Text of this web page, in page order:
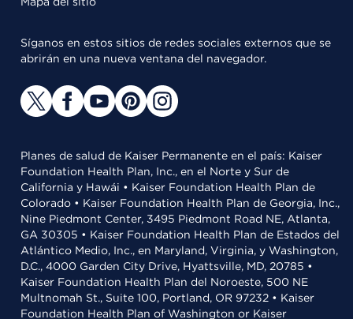
Síganos en estos sitios de redes sociales externos que se
abrirán en una nueva ventana del navegador.
Planes de salud de Kaiser Permanente en el país: Kaiser
Foundation Health Plan, Inc., en el Norte y Sur de
California y Hawái • Kaiser Foundation Health Plan de
Colorado • Kaiser Foundation Health Plan de Georgia, Inc.,
Nine Piedmont Center, 3495 Piedmont Road NE, Atlanta,
GA 30305 • Kaiser Foundation Health Plan de Estados del
Atlántico Medio, Inc., en Maryland, Virginia, y Washington,
D.C., 4000 Garden City Drive, Hyattsville, MD, 20785 •
Kaiser Foundation Health Plan del Noroeste, 500 NE
Multnomah St., Suite 100, Portland, OR 97232 • Kaiser
Foundation Health Plan of Washington or Kaiser